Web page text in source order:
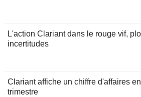
L'action Clariant dans le rouge vif,
incertitudes
Clariant affiche un chiffre d'affaires
trimestre